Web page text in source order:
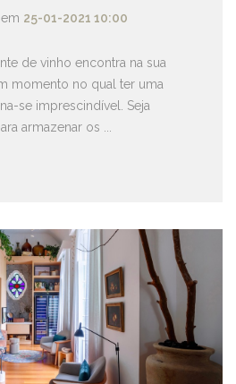
em 25-01-2021 10:00
de vinho encontra na sua
momento no qual ter uma
se imprescindível. Seja
armazenar os ...